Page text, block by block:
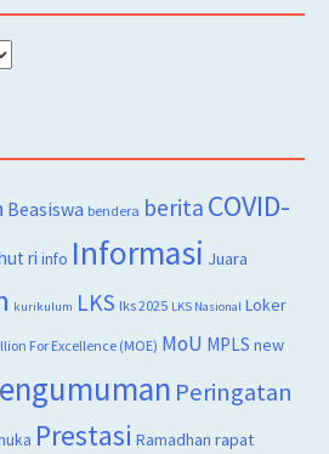
Beasiswa bendera berita COVID-
ri info Informasi Juara
kurikulum LKS lks 2025 LKS Nasional Loker
For Excellence (MOE) MoU MPLS new
Peringatan
Prestasi Ramadhan rapat